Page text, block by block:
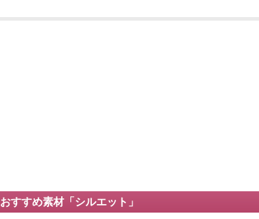
おすすめ素材「シルエット」